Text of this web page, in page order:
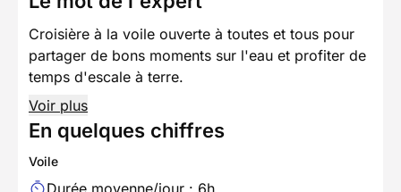
Croisière à la voile ouverte à toutes et tous pour
partager de bons moments sur l'eau et profiter de
temps d'escale à terre.
Voir plus
En quelques chiffres
Voile
Durée moyenne/jour : 6h